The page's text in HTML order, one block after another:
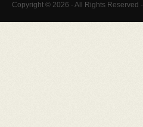
Copyright © 2026 - All Rights Reserved